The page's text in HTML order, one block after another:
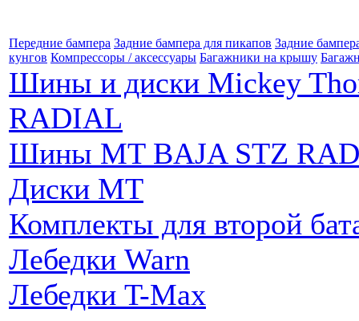
Передние бампера Задние бампера для пикапов Задние
кунгов Компрессоры / аксессуары Багажники на крышу
Шины и диски Mickey
RADIAL
Шины MT BAJA STZ
Диски MT
Комплекты для второй
Лебедки Warn
Лебедки T-Max